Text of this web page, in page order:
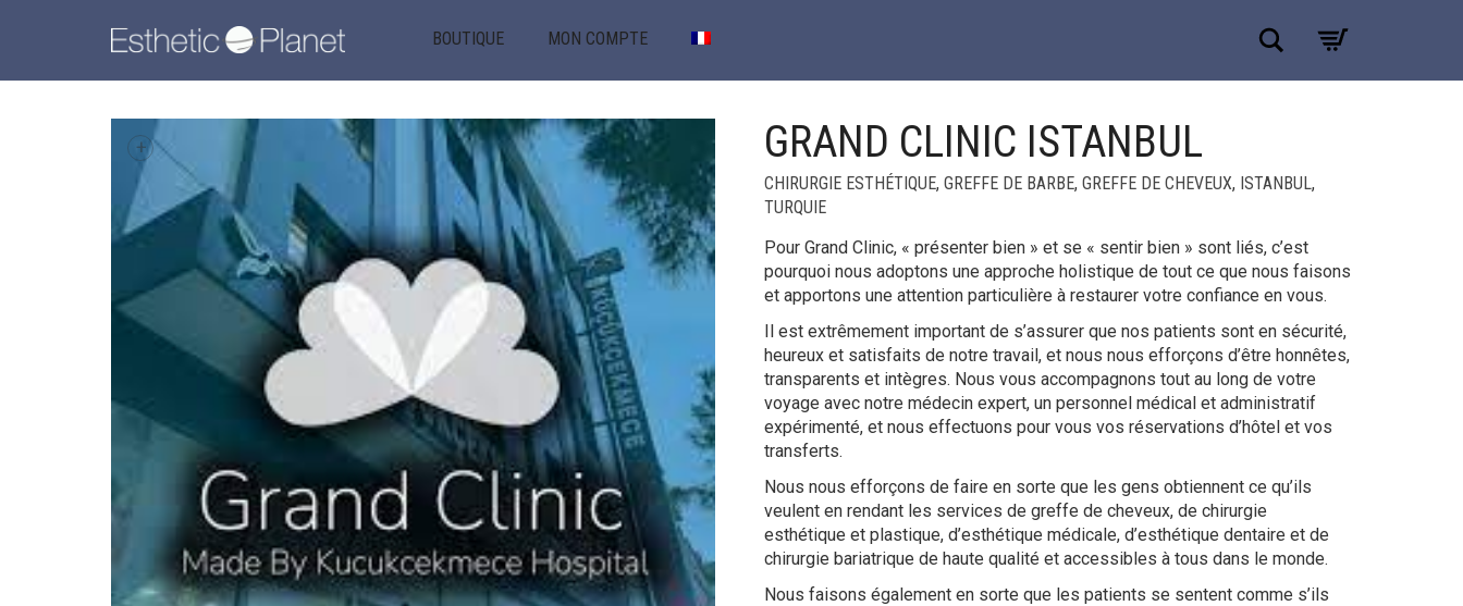
BOUTIQUE MON COMPTE Recherche
+ GRAND CLINIC ISTANBUL
CHIRURGIE ESTHÉTIQUE, GREFFE DE BARBE, GREFFE DE CHEVEUX, ISTANBUL,
TURQUIE
Pour Grand Clinic, « présenter bien » et se « sentir bien » sont liés, c’est
pourquoi nous adoptons une approche holistique de tout ce que nous faisons
et apportons une attention particulière à restaurer votre confiance en vous.
Il est extrêmement important de s’assurer que nos patients sont en sécurité,
heureux et satisfaits de notre travail, et nous nous efforçons d’être honnêtes,
transparents et intègres. Nous vous accompagnons tout au long de votre
voyage avec notre médecin expert, un personnel médical et administratif
expérimenté, et nous effectuons pour vous vos réservations d’hôtel et vos
transferts.
Nous nous efforçons de faire en sorte que les gens obtiennent ce qu’ils
veulent en rendant les services de greffe de cheveux, de chirurgie
esthétique et plastique, d’esthétique médicale, d’esthétique dentaire et de
chirurgie bariatrique de haute qualité et accessibles à tous dans le monde.
Nous faisons également en sorte que les patients se sentent comme s’ils